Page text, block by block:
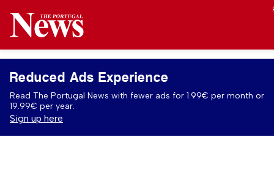
Reduced Ads Experience
Read The Portugal News with fewer ads for 1.99€ per month or
19.99€ per year.
Sign up here